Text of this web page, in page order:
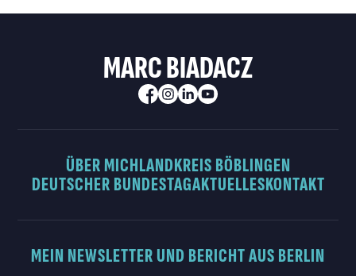
MARC BIADACZ
ÜBER MICHLANDKREIS BÖBLINGEN
DEUTSCHER BUNDESTAGAKTUELLESKONTAKT
MEIN NEWSLETTER UND BERICHT AUS BERLIN